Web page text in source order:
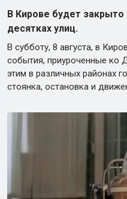
В Кирове будет
десятках улиц.
В субботу, 8 августа, в
события, приуроченные ко
этим в различных районах
стоянка, остановка и